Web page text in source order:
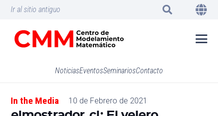
Ir al sitio antiguo
NoticiasEventosSeminariosContacto
In the Media 10 de Febrero de 2021